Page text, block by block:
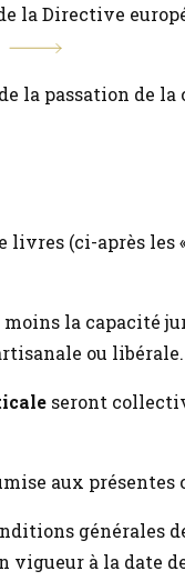
Directive
la passation de la
(ci-après les
la capacité
ou libérale.
seront
aux
générales
à la date